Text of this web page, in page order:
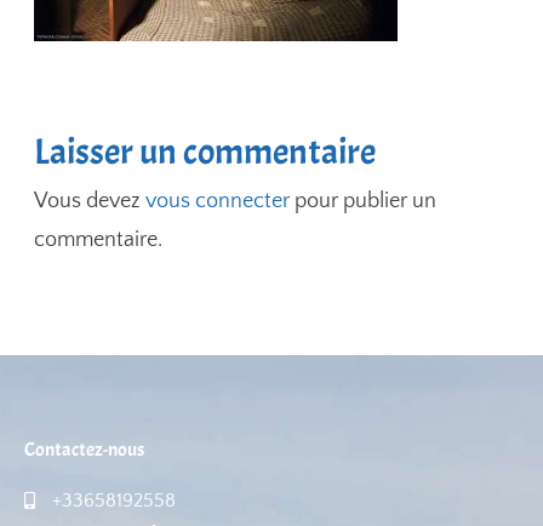
Laisser un commentaire
Vous devezvous connecterpour publier un
commentaire.
Contactez-nous
+33658192558